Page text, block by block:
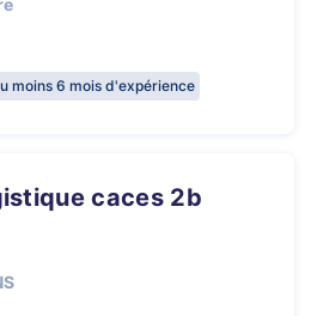
moins 6 mois d'expérience